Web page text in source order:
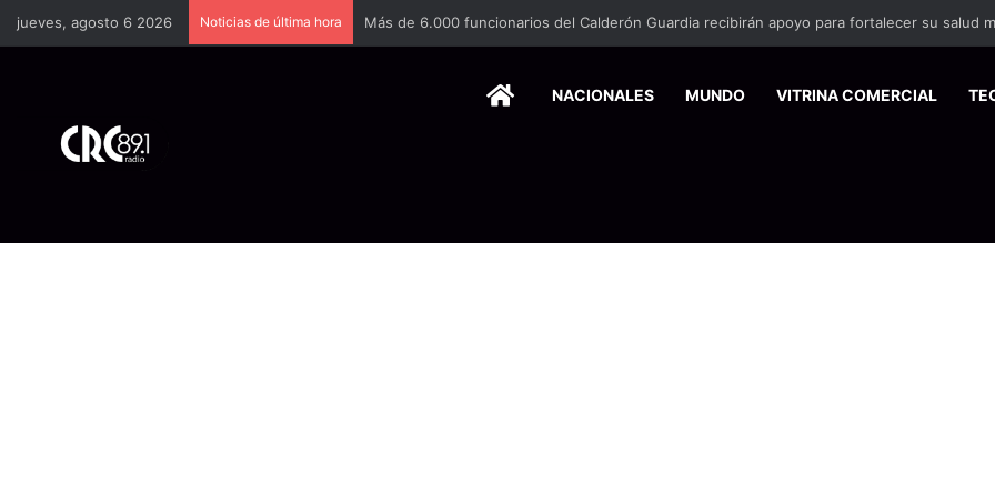
jueves, agosto 6 2026 Noticias de última hora
HOMENACIONALES MUNDO VITRINA COMERCIAL